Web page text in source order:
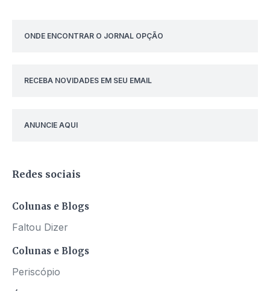
ONDE ENCONTRAR O JORNAL OPÇÃO
RECEBA NOVIDADES EM SEU EMAIL
ANUNCIE AQUI
Redes sociais
Colunas e Blogs
Faltou Dizer
Colunas e Blogs
Periscópio